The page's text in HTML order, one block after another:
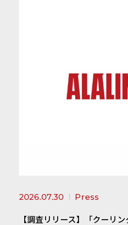
2026.07.30 Press
【調査リリース】「クーリ